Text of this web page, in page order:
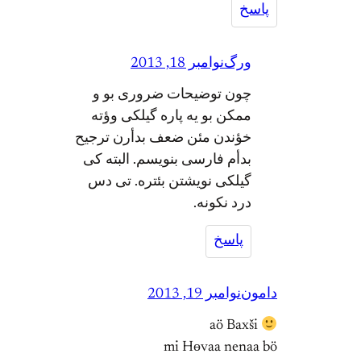
پاسخ
ورگنوامبر 18, 2013
چون توضیحات ضروری بو و
ممکن بو یه پاره گیلکی وؤته
خؤندن مئن ضعف بدأرن ترجیح
بدأم فارسی بنویسم. البته کی
گیلکی نویشتن بئتره. تی دس
درد نکونه.
پاسخ
داموننوامبر 19, 2013
aö Baxši
mi Hөvaa nenaa bö